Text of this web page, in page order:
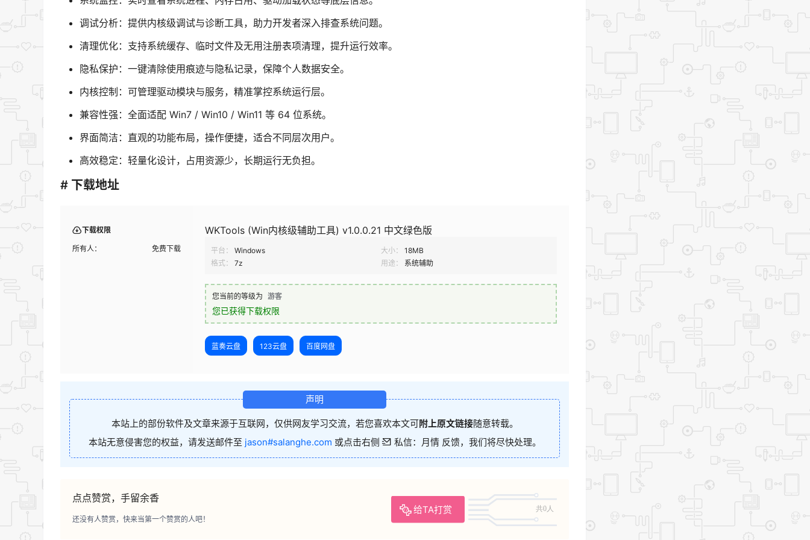
调试分析：提供内核级调试与诊断工具，助力开发者深入排查系统问题。
清理优化：支持系统缓存、临时文件及无用注册表项清理，提升运行效率。
隐私保护：一键清除使用痕迹与隐私记录，保障个人数据安全。
内核控制：可管理驱动模块与服务，精准掌控系统运行层。
兼容性强：全面适配 Win7 / Win10 / Win11 等 64 位系统。
界面简洁：直观的功能布局，操作便捷，适合不同层次用户。
高效稳定：轻量化设计，占用资源少，长期运行无负担。
# 下载地址
下载权限
所有人： 免费下载
WKTools (Win内核级辅助工具) v1.0.0.21 中文绿色版
平台： Windows 大小：
18MB
格式：
7z 用途： 系统辅助
您当前的等级为 游客
您已获得下载权限
蓝奏云盘 123云盘 百度网盘
声明
本站上的部份软件及文章来源于互联网，仅供网友学习交流，若您喜欢本文可附上原文链接随意转载。
本站无意侵害您的权益，请发送邮件至 jason#salanghe.com 或点击右侧 私信：月情 反馈，我们将尽快处理。
点点赞赏，手留余香
给TA打赏 共0人
还没有人赞赏，快来当第一个赞赏的人吧！